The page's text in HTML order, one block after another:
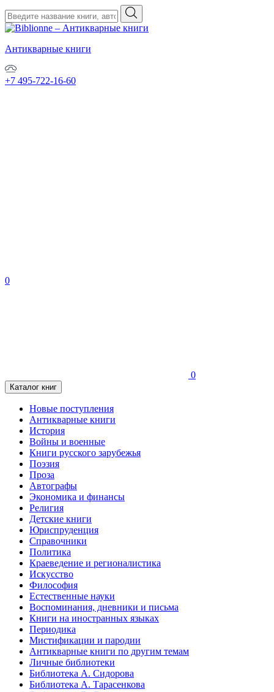
Антикварные книги
+7 495-722-16-60
0
0
Каталог книг
Новые поступления
Антикварные книги
История
Войны и военные
Книги русского зарубежья
Поэзия
Проза
Автографы
Экономика и финансы
Религия
Детские книги
Юриспруденция
Справочники
Политика
Краеведение и регионалистика
Искусство
Философия
Естественные науки
Воспоминания, дневники и письма
Книги на иностранных языках
Периодика
Мистификации и пародии
Антикварные книги по другим темам
Личные библиотеки
Библиотека А. Сидорова
Библиотека А. Тарасенкова